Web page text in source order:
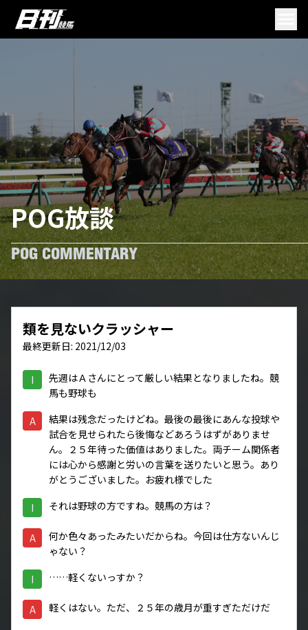
POG放談
POG COMMENTARY
類を見ないクラッシャー
最終更新日: 2021/12/03
I
先週はＡさんにとって厳しい結果となりましたね。競
馬も野球も
A
結果は残念だったけどね。最後の最後にあんな投球や
試合を見せられたら後悔などあろうはずがありませ
ん。２５年待った価値はありました。両チーム関係者
には心から感謝と労いの言葉を送りたいと思う。あり
がとうございました。お疲れ様でした
I それは野球の方ですね。競馬の方は？
A
何か色々あったみたいだからね。今回は仕方ないんじ
ゃない？
I ……軽くないっすか？
A 軽くはない。ただ、２５年の歳月が重すぎただけだ